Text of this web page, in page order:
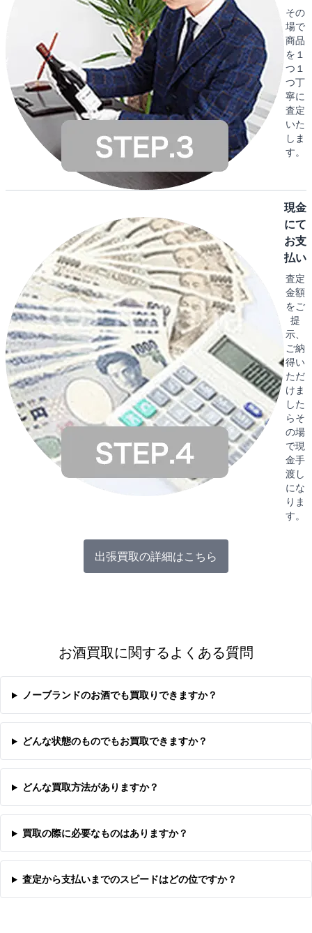
その
場で
商品
を１
つ１
つ丁
寧に
査定
いた
しま
す。
現金
にて
お支
払い
査定
金額
をご
提
示、
ご納
得い
ただ
けま
した
らそ
の場
で現
金手
渡し
にな
りま
す。
出張買取の詳細はこちら
お酒買取に関するよくある質問
ノーブランドのお酒でも買取りできますか？
どんな状態のものでもお買取できますか？
どんな買取方法がありますか？
買取の際に必要なものはありますか？
査定から支払いまでのスピードはどの位ですか？